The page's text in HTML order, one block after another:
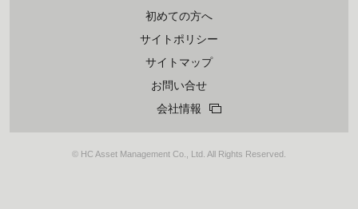
初めての方へ
サイトポリシー
サイトマップ
お問い合せ
会社情報
© HC Asset Management Co., Ltd. All Rights Reserved.